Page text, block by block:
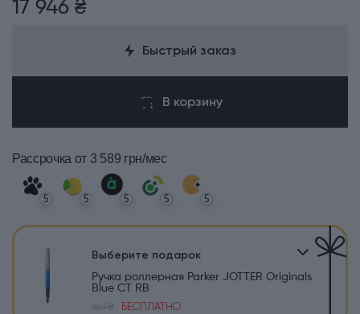
17 946 ₴
Быстрый заказ
В корзину
Рассрочка от 3 589 грн/мес
5 5 5 5 5
Выберите подарок
Ручка роллерная Parker JOTTER Originals
Blue CT RB
863 ₴
БЕСПЛАТНО